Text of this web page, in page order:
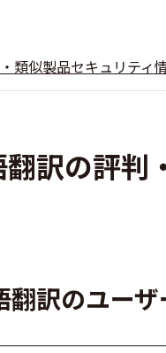
類似製品セキュリティ
訳の評判
訳のユー